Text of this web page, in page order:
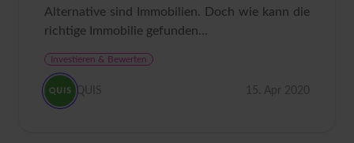
Alternative sind Immobilien. Doch wie kann die
richtige Immobilie gefunden...
Investieren & Bewerten
QUIS 15. Apr 2020